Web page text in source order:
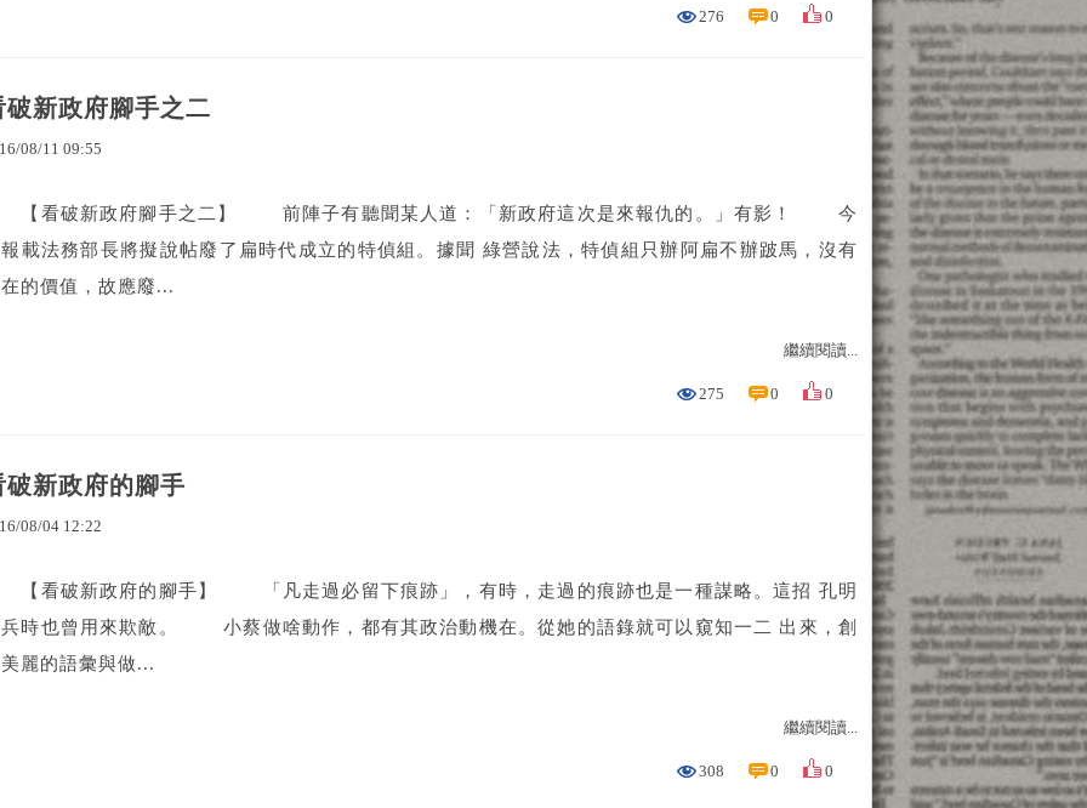
276 0 0
破新政府腳手之二
/08/11 09:55
看破新政府腳手之二】 前陣子有聽聞某人道：「新政府這次是來報仇的。」有影！ 今
載法務部長將擬說帖廢了扁時代成立的特偵組。據聞 綠營說法，特偵組只辦阿扁不辦跛馬，沒有
的價值，故應廢...
繼續閱讀...
275 0 0
破新政府的腳手
/08/04 12:22
看破新政府的腳手】 「凡走過必留下痕跡」，有時，走過的痕跡也是一種謀略。這招 孔明
時也曾用來欺敵。 小蔡做啥動作，都有其政治動機在。從她的語錄就可以窺知一二 出來，創
麗的語彙與做...
繼續閱讀...
308 0 0